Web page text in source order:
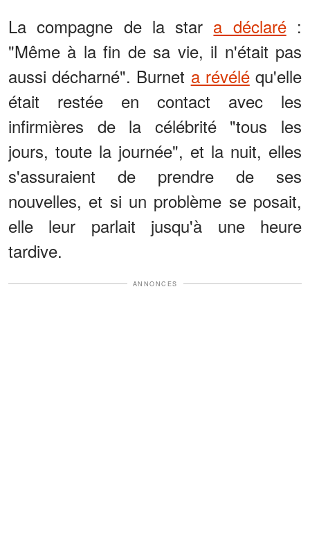
La compagne de la star a déclaré:
"Même à la fin de sa vie, il n'était pas
aussi décharné". Burnet a révéléqu'elle
était restée en contact avec les
infirmières de la célébrité "tous les
jours, toute la journée", et la nuit, elles
s'assuraient de prendre de ses
nouvelles, et si un problème se posait,
elle leur parlait jusqu'à une heure
tardive.
ANNONCES